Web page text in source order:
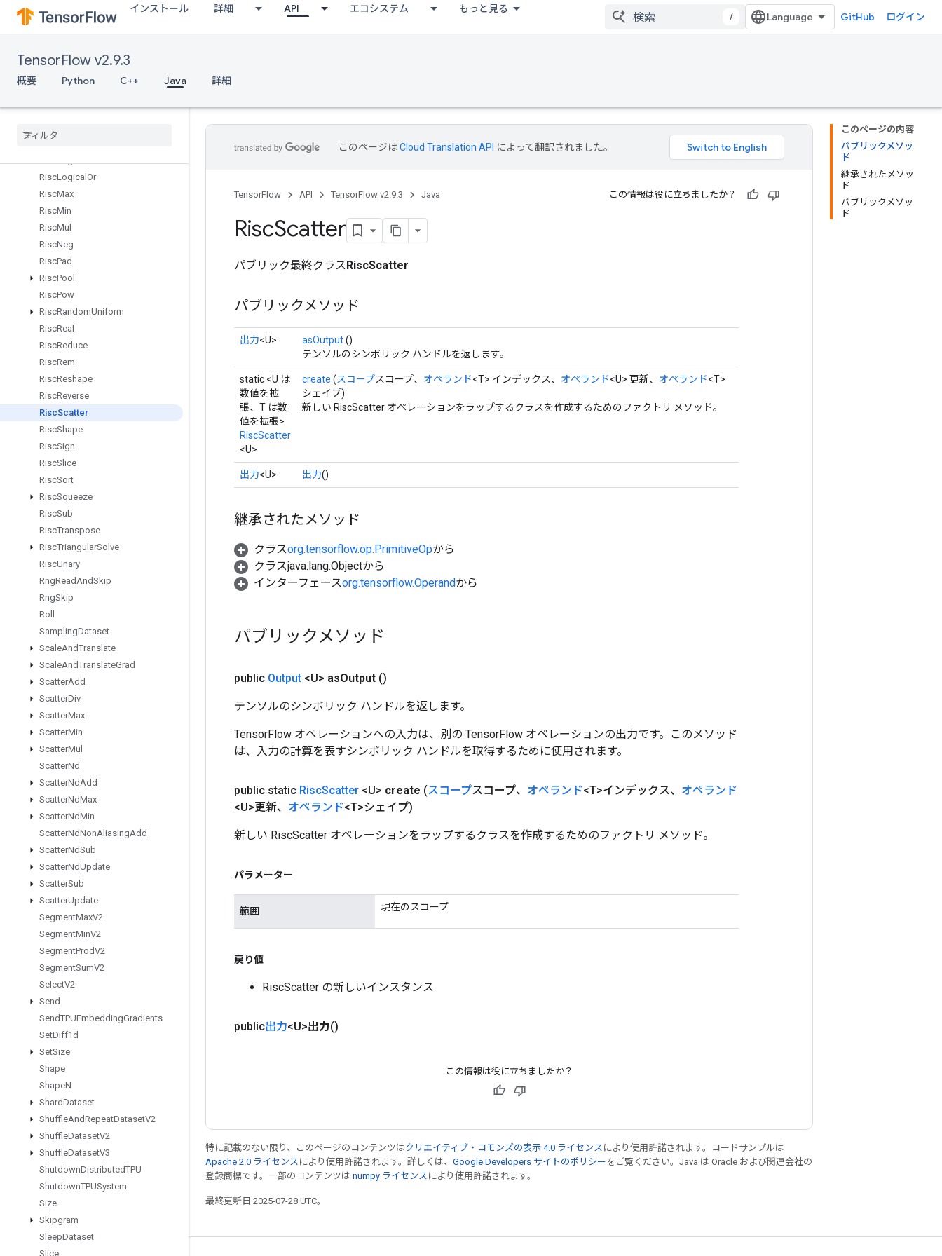
インストール 詳細 API エコシステム もっと見る
/ GitHub ログイン
TensorFlow v2.9.3
概要 Python C++ Java 詳細
RiscDot
RiscExp
RiscFloor
RiscGather
RiscIsFinite
RiscLogical Or
RiscMax
RiscMin
RiscMul
RiscNeg
RiscPad
RiscPool
RiscPow
RiscRandomUniform
RiscReal
RiscReduce
RiscRem
RiscReshape
RiscReverse
RiscScatter
RiscShape
RiscSign
RiscSlice
RiscSort
RiscSqueeze
RiscSub
RiscTranspose
RiscTriangularSolve
RiscUnary
RngReadAndSkip
RngSkip
Roll
SamplingDataset
ScaleAndTranslate
ScaleAndTranslateGrad
ScatterAdd
ScatterDiv
ScatterMax
ScatterMin
ScatterMul
ScatterNd
ScatterNdAdd
ScatterNdMax
ScatterNdMin
ScatterNdNonAliasingAdd
ScatterNdSub
ScatterNdUpdate
ScatterSub
ScatterUpdate
SegmentMaxV2
SegmentMinV2
SegmentProdV2
SegmentSumV2
SelectV2
Send
SendTPUEmbeddingGradients
SetDiff1d
SetSize
Shape
ShapeN
ShardDataset
ShuffleAndRepeatDatasetV2
ShuffleDatasetV2
ShuffleDatasetV3
ShutdownDistributedTPU
ShutdownTPUSystem
Size
Skipgram
SleepDataset
Slice
このページの内容
パブリックメソッ
ド
継承されたメソッ
ド
パブリックメソッ
ド
このページはCloud Translation API によって翻訳されました。
TensorFlow API TensorFlow v2.9.3 Java この情報は役に立ちましたか？
RiscScatter
パブリック最終クラスRiscScatter
パブリックメソッド
出力<U> asOutput()
テンソルのシンボリック ハンドルを返します。
static <U は
数値を拡
張、T は数
値を拡張>
RiscScatter
<U>
create (スコープスコープ、 オペランド<T> インデックス、 オペランド<U> 更新、 オペランド<T>
シェイプ)
新しい RiscScatter オペレーションをラップするクラスを作成するためのファクトリ メソッド。
出力<U> 出力()
継承されたメソッド
クラスorg.tensorflow.op.PrimitiveOpから
クラスjava.lang.Objectから
インターフェースorg.tensorflow.Operandから
パブリックメソッド
public Output <U> asOutput ()
テンソルのシンボリック ハンドルを返します。
TensorFlow オペレーションへの入力は、別の TensorFlow オペレーションの出力です。このメソッド
は、入力の計算を表すシンボリック ハンドルを取得するために使用されます。
public static RiscScatter <U> create (スコープスコープ、 オペランド<T>インデックス、 オペランド
<U>更新、 オペランド<T>シェイプ)
新しい RiscScatter オペレーションをラップするクラスを作成するためのファクトリ メソッド。
パラメーター
範囲 現在のスコープ
戻り値
RiscScatter の新しいインスタンス
public出力<U>出力()
この情報は役に立ちましたか？
特に記載のない限り、このページのコンテンツはクリエイティブ・コモンズの表示 4.0 ライセンス により使用許諾されます。コードサンプルは
Apache 2.0 ライセンス により使用許諾されます。詳しくは、 Google Developers サイトのポリシー をご覧ください。Java は Oracle および関連会社の
登録商標です。一部のコンテンツは numpy ライセンス により使用許諾されます。
最終更新日 2025-07-28 UTC。